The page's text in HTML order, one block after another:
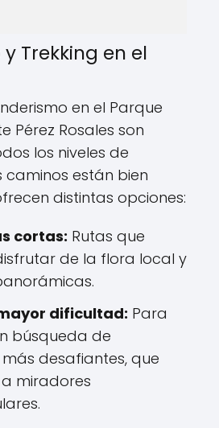
Trekking en el
en el Parque
Pérez Rosales son
los niveles de
caminos están bien
distintas opciones:
cortas: Rutas que
de la flora local y
dificultad: Para
búsqueda de
desafiantes, que
miradores